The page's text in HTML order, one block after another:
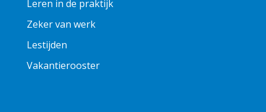
Leren in de praktijk
Zeker van werk
Lestijden
Vakantierooster